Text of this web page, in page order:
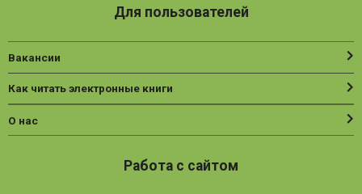
Для пользователей
Вакансии
Как читать электронные книги
О нас
Работа с сайтом